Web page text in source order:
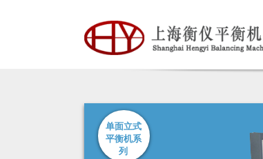
单面立式
平衡机系
列